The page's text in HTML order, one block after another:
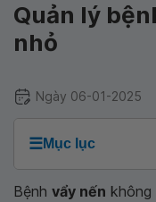
Quản lý
nhỏ
Ngày 06-01-2025
☰Mục lục
Bệnh vẩy nến không